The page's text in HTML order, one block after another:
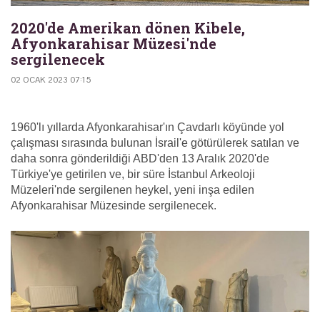
2020'de Amerikan dönen Kibele,
Afyonkarahisar Müzesi'nde
sergilenecek
02 OCAK 2023 07:15
1960'lı yıllarda Afyonkarahisar'ın Çavdarlı köyünde yol
çalışması sırasında bulunan İsrail'e götürülerek satılan ve
daha sonra gönderildiği ABD'den 13 Aralık 2020'de
Türkiye'ye getirilen ve, bir süre İstanbul Arkeoloji
Müzeleri'nde sergilenen heykel, yeni inşa edilen
Afyonkarahisar Müzesinde sergilenecek.